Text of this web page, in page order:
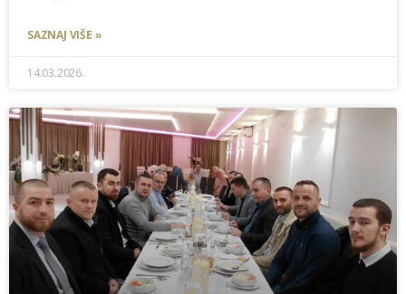
SAZNAJ VIŠE »
14.03.2026.